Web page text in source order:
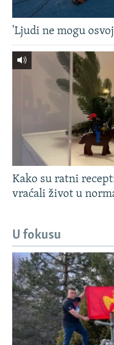
'Ljudi ne mogu
Kako su ratni
vraćali život u
U fokusu